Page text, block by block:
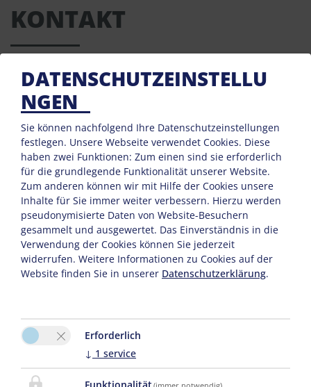
KONTAKT
Leopold Arthofer
Traunsteinstrasse 24/ 1
4713 Gallspach
Tel. :0043 7248 68566
Mobil :00436801262508
Fax : 0043 7248 6856610
E-Mail:arthofer@gasthof-waldesruh.at
Bitte aktivieren Sie in den Cookie Einstellungen die Option
"Funktionalität" für die korrekte Map-Darstellung
DATENSCHUTZEINSTELLU
NGEN
Sie können nachfolgend Ihre Datenschutzeinstellungen
festlegen. Unsere Webseite verwendet Cookies. Diese
haben zwei Funktionen: Zum einen sind sie erforderlich
für die grundlegende Funktionalität unserer Website.
Zum anderen können wir mit Hilfe der Cookies unsere
Inhalte für Sie immer weiter verbessern. Hierzu werden
pseudonymisierte Daten von Website-Besuchern
gesammelt und ausgewertet. Das Einverständnis in die
Verwendung der Cookies können Sie jederzeit
widerrufen. Weitere Informationen zu Cookies auf der
Website finden Sie in unserer Datenschutzerklärung.
Erforderlich
↓ 1 service